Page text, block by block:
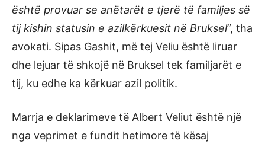
është provuar se anëtarët e tjerë të familjes së
tij kishin statusin e azilkërkuesit në Bruksel”, tha
avokati. Sipas Gashit, më tej Veliu është liruar
dhe lejuar të shkojë në Bruksel tek familjarët e
tij, ku edhe ka kërkuar azil politik.
Marrja e deklarimeve të Albert Veliut është një
nga veprimet e fundit hetimore të kësaj